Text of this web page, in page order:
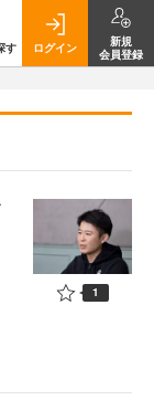
す ログイン
新規
会員登録
1